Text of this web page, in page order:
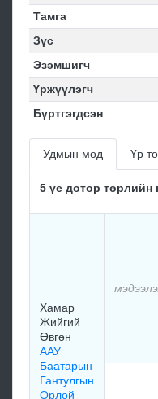
Тамга
Зүс
Эзэмшигч
Үржүүлэгч
Бүртгэгдсэн
Удмын мод Үр
5 үе дотор төрлийн
Хамар
Жийгий
Өвгөн
ААУ
Баатарын
Гантулгын
Орлой